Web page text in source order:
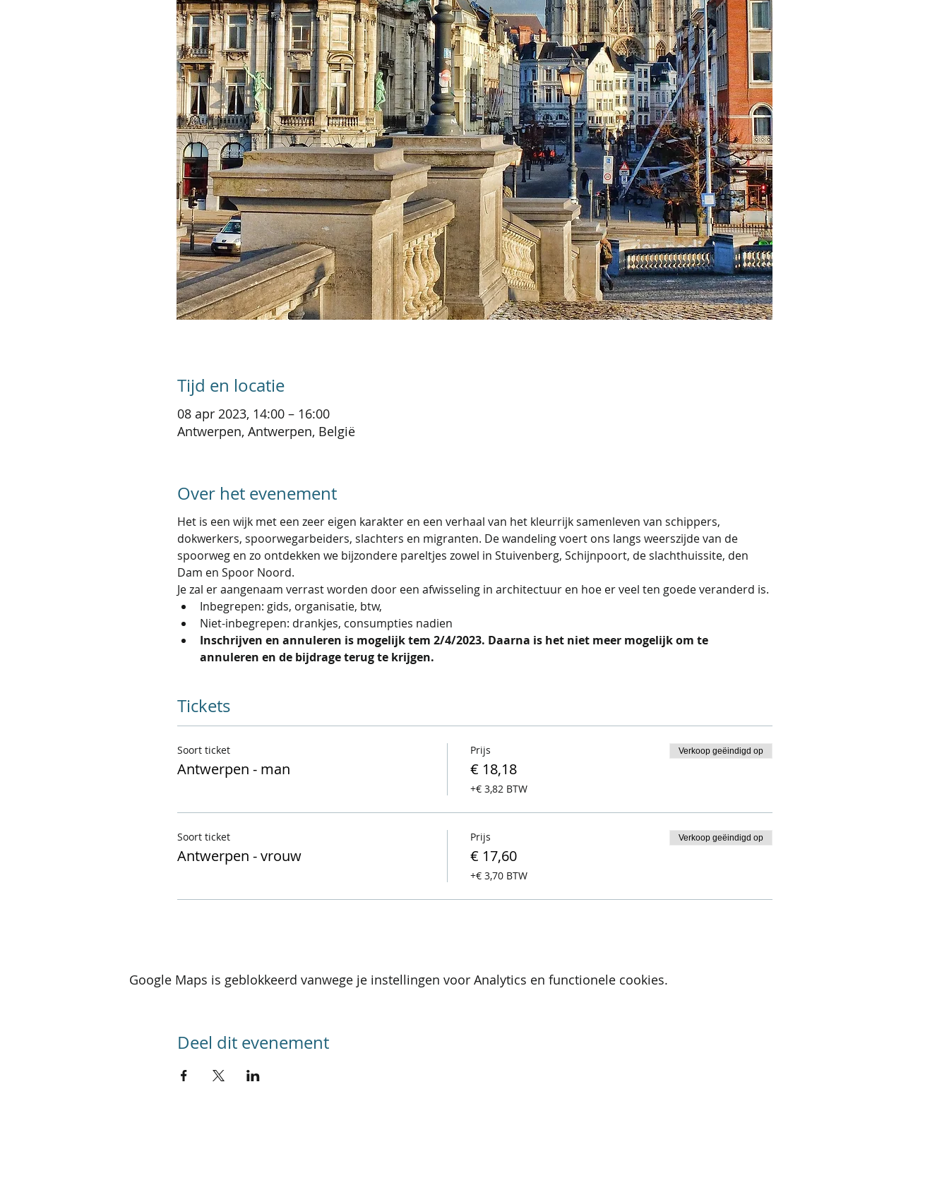
Tijd en locatie
08 apr 2023, 14:00 – 16:00
Antwerpen, Antwerpen, België
Over het evenement
Het is een wijk met een zeer eigen karakter en een verhaal van het kleurrijk samenleven van schippers,
dokwerkers, spoorwegarbeiders, slachters en migranten. De wandeling voert ons langs weerszijde van de
spoorweg en zo ontdekken we bijzondere pareltjes zowel in Stuivenberg, Schijnpoort, de slachthuissite, den
Dam en Spoor Noord.
Je zal er aangenaam verrast worden door een afwisseling in architectuur en hoe er veel ten goede veranderd is.
Inbegrepen: gids, organisatie, btw,
Niet-inbegrepen: drankjes, consumpties nadien
Inschrijven en annuleren is mogelijk tem 2/4/2023. Daarna is het niet meer mogelijk om te
annuleren en de bijdrage terug te krijgen.
Tickets
Soort ticket
Antwerpen - man
Prijs
€ 18,18
+€ 3,82 BTW
Verkoop geëindigd op
Soort ticket
Antwerpen - vrouw
Prijs
€ 17,60
+€ 3,70 BTW
Verkoop geëindigd op
Google Maps is geblokkeerd vanwege je instellingen voor Analytics en functionele cookies.
Deel dit evenement